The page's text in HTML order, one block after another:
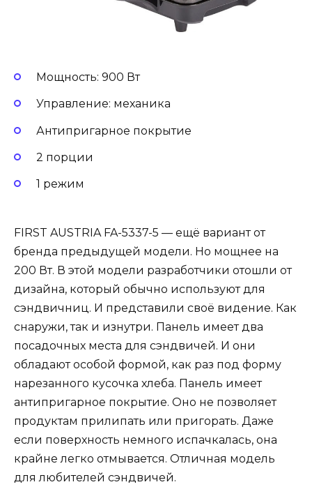
Мощность: 900 Вт
Управление: механика
Антипригарное покрытие
2 порции
1 режим
FIRST AUSTRIA FA-5337-5 — ещё вариант от
бренда предыдущей модели. Но мощнее на
200 Вт. В этой модели разработчики отошли от
дизайна, который обычно используют для
сэндвичниц. И представили своё видение. Как
снаружи, так и изнутри. Панель имеет два
посадочных места для сэндвичей. И они
обладают особой формой, как раз под форму
нарезанного кусочка хлеба. Панель имеет
антипригарное покрытие. Оно не позволяет
продуктам прилипать или пригорать. Даже
если поверхность немного испачкалась, она
крайне легко отмывается. Отличная модель
для любителей сэндвичей.